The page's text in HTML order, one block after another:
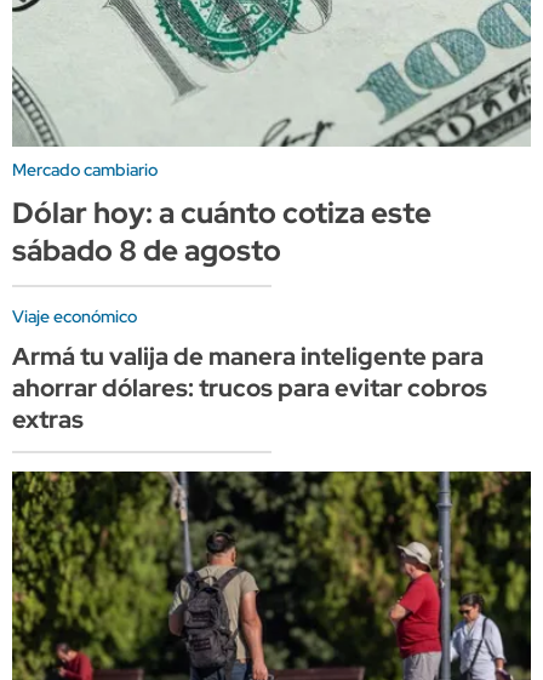
Mercado cambiario
Dólar hoy: a cuánto cotiza este
sábado 8 de agosto
Viaje económico
Armá tu valija de manera inteligente para
ahorrar dólares: trucos para evitar cobros
extras